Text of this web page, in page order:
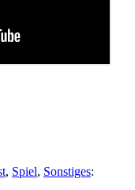
, Spiel, Sonstiges: